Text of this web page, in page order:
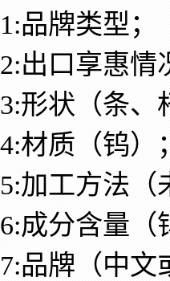
1:品牌类型；
2:出口享惠情
3:形状（条、
4:材质（钨）；
5:加工方法（
6:成分含量（
7:品牌（中文